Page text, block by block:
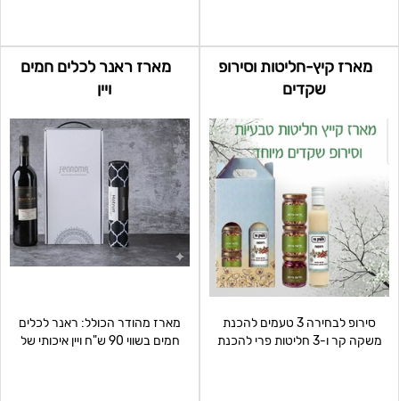
מארז קיץ-חליטות וסירופ
שקדים
סירופ לבחירה 3 טעמים להכנת
משקה קר ו-3 חליטות פרי להכנת
מארז ראנר לכלים חמים
ויין
מארז מהודר הכולל: ראנר לכלים
חמים בשווי 90 ש"ח ויין איכותי של